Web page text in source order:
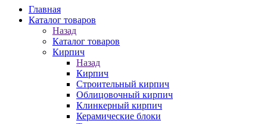
Главная
Каталог товаров
Назад
Каталог товаров
Кирпич
Назад
Кирпич
Строительный кирпич
Облицовочный кирпич
Клинкерный кирпич
Керамические блоки